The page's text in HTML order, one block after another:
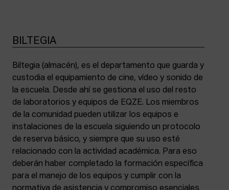
BILTEGIA
Biltegia (almacén), es el departamento que guarda y
custodia el equipamiento de cine, vídeo y sonido de
la escuela. Desde ahí se gestiona el uso del resto
de laboratorios y equipos de EQZE. Los miembros
de la comunidad pueden utilizar los equipos e
instalaciones de la escuela siguiendo un protocolo
de reserva básico, y siempre que su uso esté
relacionado con la actividad académica. Para eso
deberán haber completado la formación específica
para el manejo de los equipos y cumplir con la